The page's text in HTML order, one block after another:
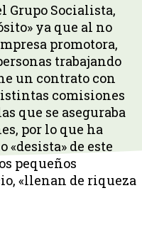
Grupo Socialista,
ya que al no
promotora,
trabajando
un contrato con
comisiones
que se aseguraba
por lo que ha
de este
pequeños
«llenan de riqueza